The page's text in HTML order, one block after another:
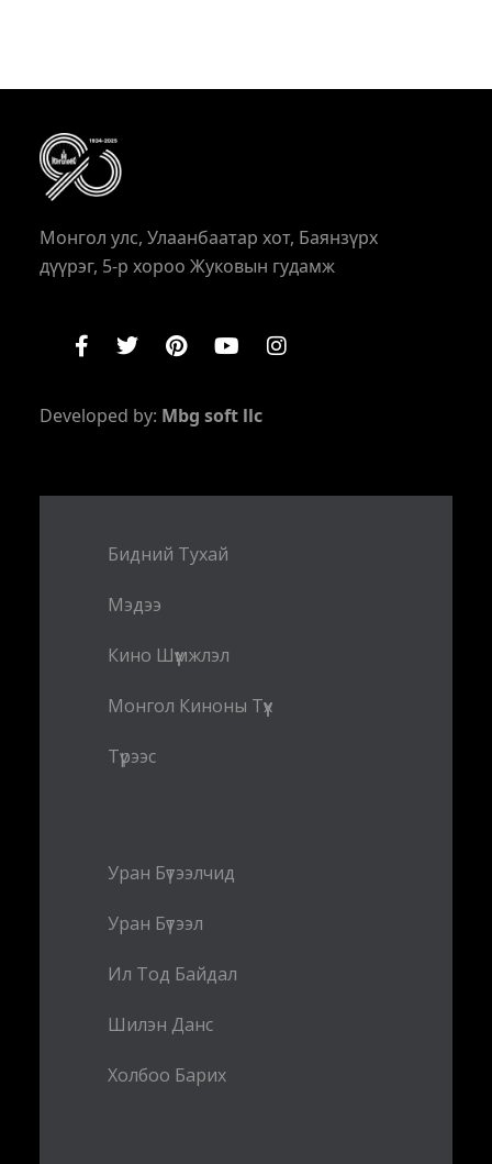
Монгол улс, Улаанбаатар хот, Баянзүрх
дүүрэг, 5-р хороо Жуковын гудамж
Developed by: Mbg soft llc
Бидний Тухай
Мэдээ
Кино Шүүмжлэл
Монгол Киноны Түүх
Түрээс
Уран Бүтээлчид
Уран Бүтээл
Ил Тод Байдал
Шилэн Данс
Холбоо Барих